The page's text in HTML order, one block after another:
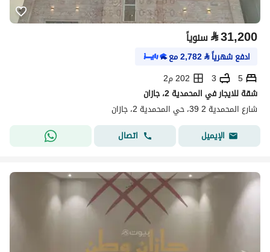
⃁31,200 سنوياً
ادفع شهرياً⃁
2,782مع
5
3
202 م2
شقة للايجار في المحمدية 2، جازان
شارع المحمدية 2 39، حي المحمدية 2، جازان
الإيميل
اتصال